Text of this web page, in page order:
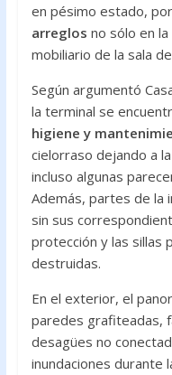
en pésimo estado,
arreglos no sólo en
mobiliario de la sala
Según argumentó
la terminal se
higiene y
cielorraso dejando a
incluso algunas
Además, partes de la
sin sus
protección y las sillas
destruidas.
En el exterior, el
paredes grafiteadas,
desagües no
inundaciones durante